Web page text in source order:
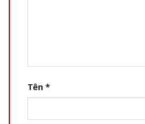
Tên *